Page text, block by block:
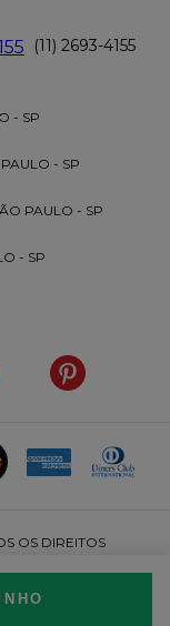
(11) 2693-4155
- SP
- SP
PAULO - SP
- SP
OS DIREITOS